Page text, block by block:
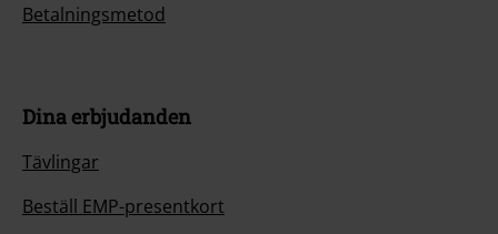
Betalningsmetod
Dina erbjudanden
Tävlingar
Beställ EMP-presentkort